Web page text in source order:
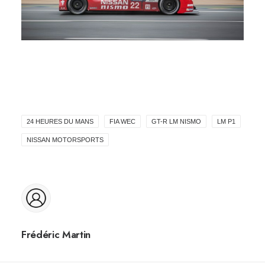
24 HEURES DU MANS FIA WEC GT-R LM NISMO LM P1
NISSAN MOTORSPORTS
Frédéric Martin